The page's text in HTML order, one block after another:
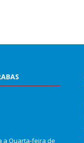
a Quarta-feira de